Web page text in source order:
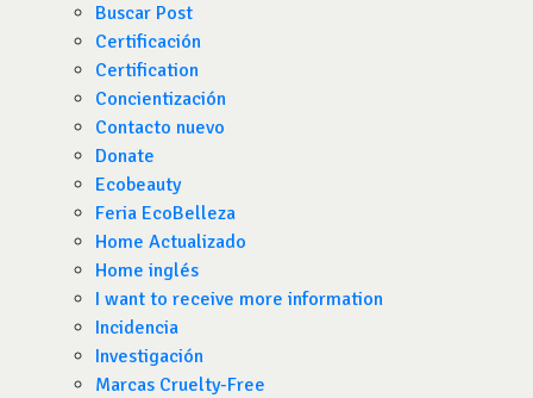
Buscar Post
Certificación
Certification
Concientización
Contacto nuevo
Donate
Ecobeauty
Feria EcoBelleza
Home Actualizado
Home inglés
I want to receive more information
Incidencia
Investigación
Marcas Cruelty-Free